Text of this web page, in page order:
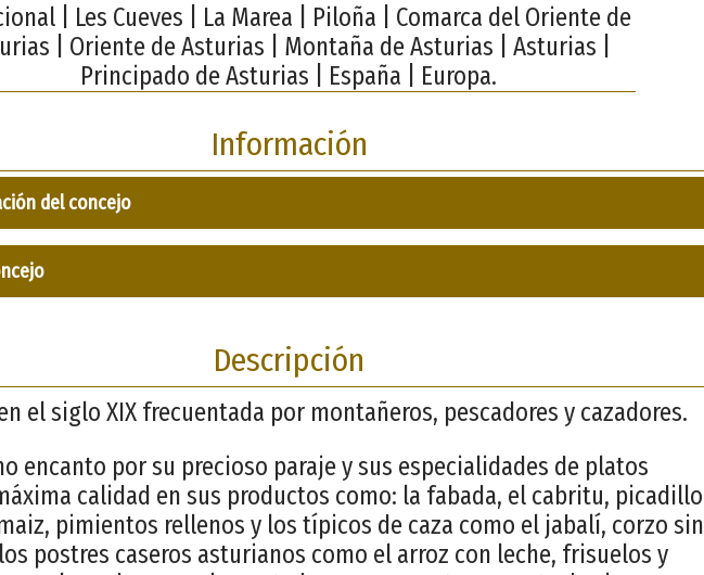
| Les Cueves | La Marea | Piloña | Comarca del Oriente de
| Oriente de Asturias | Montaña de Asturias | Asturias |
Principado de Asturias | España | Europa.
Información
del concejo
Descripción
el siglo XIX frecuentada por montañeros, pescadores y cazadores.
encanto por su precioso paraje y sus especialidades de platos
calidad en sus productos como: la fabada, el cabritu, picadillo
pimientos rellenos y los típicos de caza como el jabalí, corzo sin
postres caseros asturianos como el arroz con leche, frisuelos y